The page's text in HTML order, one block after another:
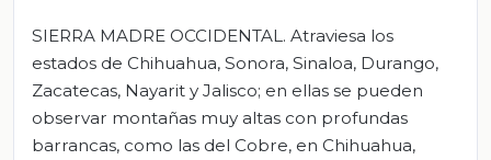
SIERRA MADRE OCCIDENTAL. Atraviesa los
estados de Chihuahua, Sonora, Sinaloa, Durango,
Zacatecas, Nayarit y Jalisco; en ellas se pueden
observar montañas muy altas con profundas
barrancas, como las del Cobre, en Chihuahua,